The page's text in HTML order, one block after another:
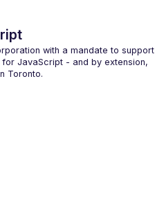
with a mandate to support
JavaScript - and by extension,